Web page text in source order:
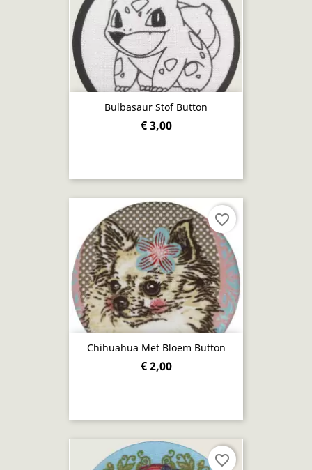
Bulbasaur Stof Button
€ 3,00
Chihuahua Met Bloem Button
€ 2,00
favorite_border
favorite_border